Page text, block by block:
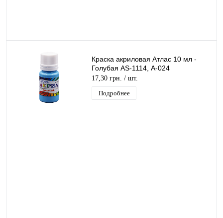
Краска акриловая Атлас 10 мл -
Голубая AS-1114, А-024
17,30 грн. / шт.
Подробнее